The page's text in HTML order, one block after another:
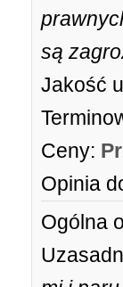
są
Jakość
Ceny:
Opinia
Ogólna